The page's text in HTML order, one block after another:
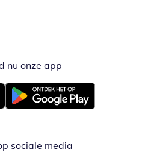
nu onze app
Opent in nieuw venster
sociale media